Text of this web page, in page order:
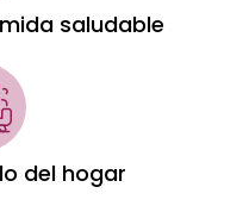
saludable
del hogar